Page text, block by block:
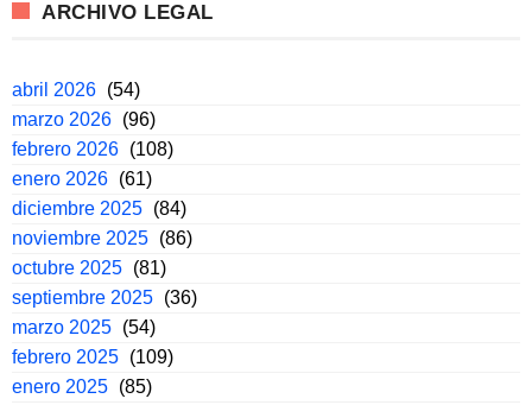
ARCHIVO LEGAL
abril 2026 (54)
marzo 2026 (96)
febrero 2026 (108)
enero 2026 (61)
diciembre 2025 (84)
noviembre 2025 (86)
octubre 2025 (81)
septiembre 2025 (36)
marzo 2025 (54)
febrero 2025 (109)
enero 2025 (85)